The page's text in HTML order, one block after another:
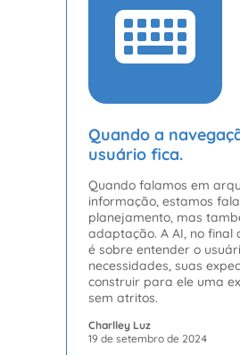
Quando a
usuário fica.
Quando falamos em
informação, estamos
planejamento, mas
adaptação. A AI, no final
é sobre entender o
necessidades, suas
construir para ele uma
sem atritos.
Charlley Luz
19 de setembro de 2024